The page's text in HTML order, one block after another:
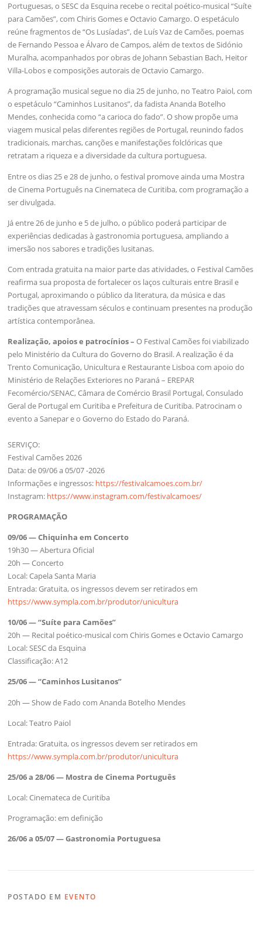
Portuguesas, o SESC da Esquina recebe o recital poético-musical “Suíte
para Camões”, com Chiris Gomes e Octavio Camargo. O espetáculo
reúne fragmentos de “Os Lusíadas”, de Luís Vaz de Camões, poemas
de Fernando Pessoa e Álvaro de Campos, além de textos de Sidónio
Muralha, acompanhados por obras de Johann Sebastian Bach, Heitor
Villa-Lobos e composições autorais de Octavio Camargo.
A programação musical segue no dia 25 de junho, no Teatro Paiol, com
o espetáculo “Caminhos Lusitanos”, da fadista Ananda Botelho
Mendes, conhecida como “a carioca do fado”. O show propõe uma
viagem musical pelas diferentes regiões de Portugal, reunindo fados
tradicionais, marchas, canções e manifestações folclóricas que
retratam a riqueza e a diversidade da cultura portuguesa.
Entre os dias 25 e 28 de junho, o festival promove ainda uma Mostra
de Cinema Português na Cinemateca de Curitiba, com programação a
ser divulgada.
Já entre 26 de junho e 5 de julho, o público poderá participar de
experiências dedicadas à gastronomia portuguesa, ampliando a
imersão nos sabores e tradições lusitanas.
Com entrada gratuita na maior parte das atividades, o Festival Camões
reafirma sua proposta de fortalecer os laços culturais entre Brasil e
Portugal, aproximando o público da literatura, da música e das
tradições que atravessam séculos e continuam presentes na produção
artística contemporânea.
Realização, apoios e patrocínios –O Festival Camões foi viabilizado
pelo Ministério da Cultura do Governo do Brasil. A realização é da
Trento Comunicação, Unicultura e Restaurante Lisboa com apoio do
Ministério de Relações Exteriores no Paraná – EREPAR
Fecomércio/SENAC, Câmara de Comércio Brasil Portugal, Consulado
Geral de Portugal em Curitiba e Prefeitura de Curitiba. Patrocinam o
evento a Sanepar e o Governo do Estado do Paraná.
SERVIÇO:
Festival Camões 2026
Data: de 09/06 a 05/07 -2026
Informações e ingressos: https://festivalcamoes.com.br/
Instagram: https://www.instagram.com/festivalcamoes/
PROGRAMAÇÃO
09/06 — Chiquinha em Concerto
19h30 — Abertura Oficial
20h — Concerto
Local: Capela Santa Maria
Entrada: Gratuita, os ingressos devem ser retirados em
https://www.sympla.com.br/produtor/unicultura
10/06 — “Suíte para Camões”
20h — Recital poético-musical com Chiris Gomes e Octavio Camargo
Local: SESC da Esquina
Classificação: A12
25/06 — “Caminhos Lusitanos”
20h — Show de Fado com Ananda Botelho Mendes
Local: Teatro Paiol
Entrada: Gratuita, os ingressos devem ser retirados em
https://www.sympla.com.br/produtor/unicultura
25/06 a 28/06 — Mostra de Cinema Português
Local: Cinemateca de Curitiba
Programação: em definição
26/06 a 05/07 — Gastronomia Portuguesa
POSTADO EM EVENTO